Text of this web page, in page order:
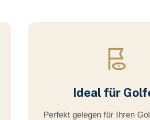
Ideal für
Perfekt gelegen für Ihren